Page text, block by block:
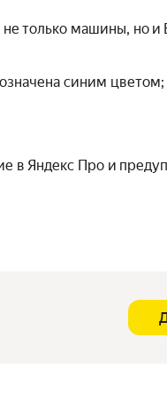
только машины, но и
синим цветом;
в Яндекс Про и